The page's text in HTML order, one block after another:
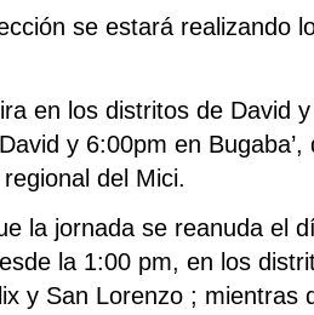
se estará realizando
en los distritos de David y
y 6:00pm en Bugaba’,
del Mici.
la jornada se reanuda el
la 1:00 pm, en los
y San Lorenzo ; mientras